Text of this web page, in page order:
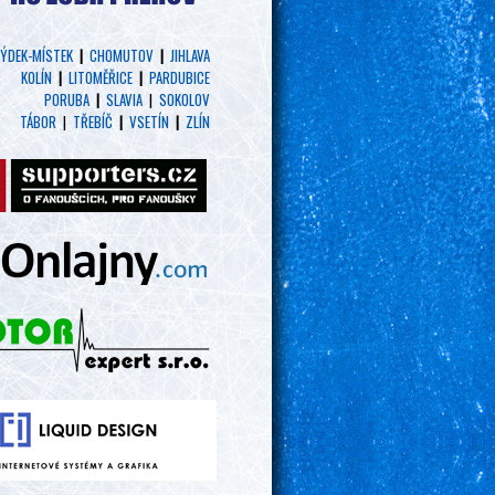
MÍSTEK| CHOMUTOV | JIHLAVA
KOLÍN | LITOMĚŘICE | PARDUBICE
PORUBA | SLAVIA | SOKOLOV
TÁBOR | TŘEBÍČ | VSETÍN | ZLÍN